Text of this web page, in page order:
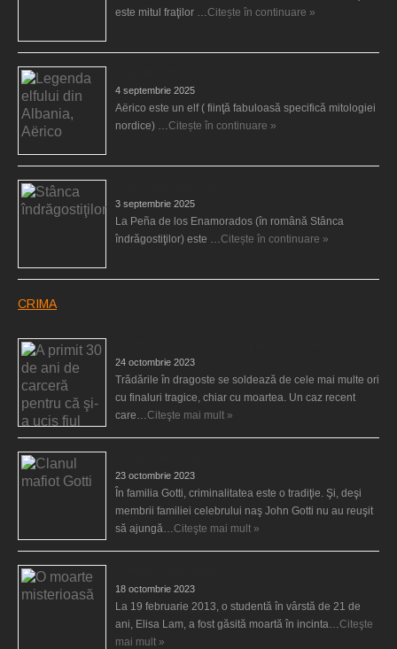
este mitul fraţilor …Citește în continuare »
4 septembrie 2025
Aërico este un elf ( fiinţă fabuloasă specifică mitologiei
nordice) …Citește în continuare »
3 septembrie 2025
La Peña de los Enamorados (în română Stânca
îndrăgostiţilor) este …Citește în continuare »
CRIMA
24 octombrie 2023
Trădările în dragoste se soldează de cele mai multe ori
cu finaluri tragice, chiar cu moartea. Un caz recent
care…Citeşte mai mult »
23 octombrie 2023
În familia Gotti, criminalitatea este o tradiţie. Şi, deşi
membrii familiei celebrului naş John Gotti nu au reuşit
să ajungă…Citeşte mai mult »
18 octombrie 2023
La 19 februarie 2013, o studentă în vârstă de 21 de
ani, Elisa Lam, a fost găsită moartă în incinta…Citeşte
mai mult »